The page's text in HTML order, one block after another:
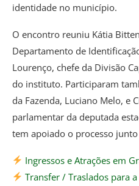
identidade no município.
O encontro reuniu Kátia
Departamento de
Lourenço, chefe da Divisão
do instituto. Participaram
da Fazenda, Luciano Melo, e
parlamentar da deputada
tem apoiado o processo
Ingressos e Atrações em
Transfer / Traslados para